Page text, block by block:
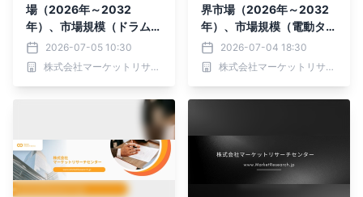
場（2026年～2032
年）、市場規模（ドラム
型、ディスク型）・分析レ
ポートを発表
2026-07-05 10:30
株式会社マーケットリサーチセンター
界市場（2026年～2032
年）、市場規模（電動タイ
ヤ空気入れ、手動タイヤ空
気入れ）・分析レポートを
発表
2026-07-04 18:30
株式会社マーケットリサーチセンター